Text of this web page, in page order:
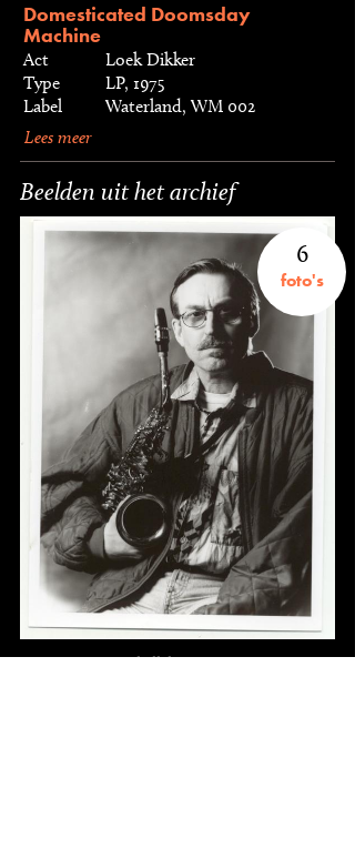
Domesticated Doomsday
Machine
Act
Loek Dikker
Type
LP, 1975
Label
Waterland, WM 002
Lees meer
Beelden uit het archief
6
foto's
Fotograaf Frans Schellekens